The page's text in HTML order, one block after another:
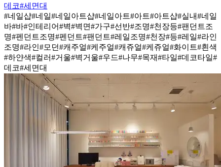
데코#세면대
#네일샵#네일#네일아트샵#네일아트#아트#아트샵#실내#네일
바#바#인테리어#벽#벽면#가구#선반#조명#천장등#팬던트조
명#펜던트조명#펜던트#팬던트#레일조명#천장#등#레일#라인
조명#라인#모던#캐주얼#케주얼#캐쥬얼#케쥬얼#화이트#흰색
#하얀색#컬러#거울#벽거울#우드#나무#목재#타일#데코타일#
데코#세면대